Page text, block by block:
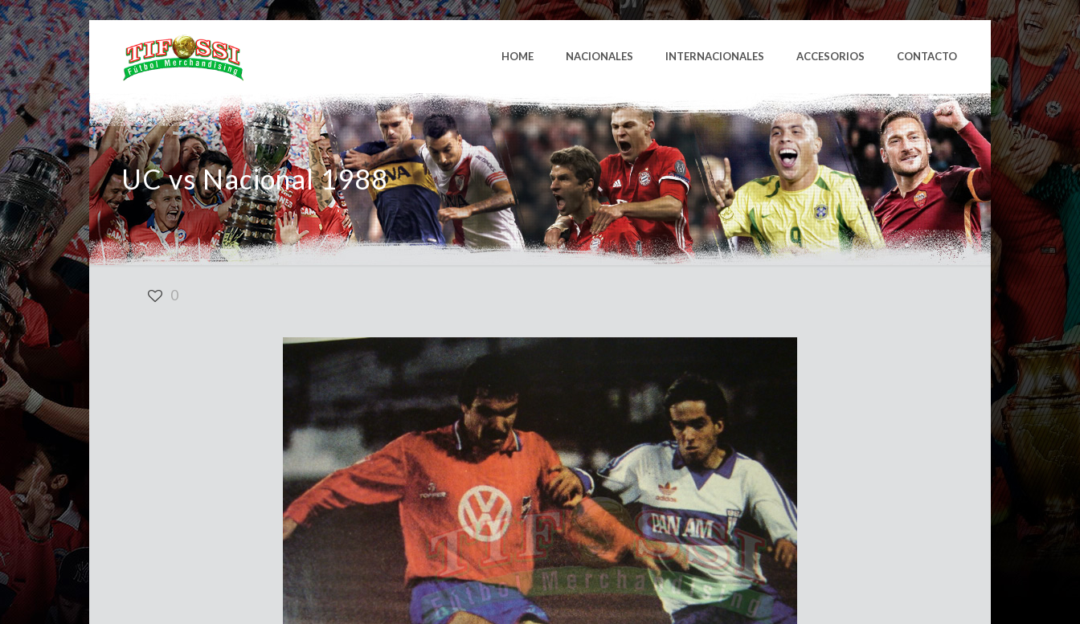
HOME NACIONALES INTERNACIONALES ACCESORIOS CONTACTO
UC vs Nacional 1988
0